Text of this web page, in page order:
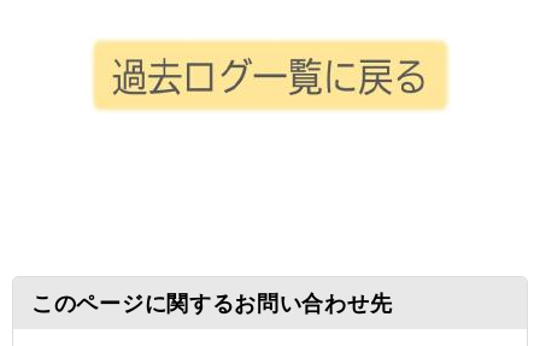
このページに関するお問い合わせ先